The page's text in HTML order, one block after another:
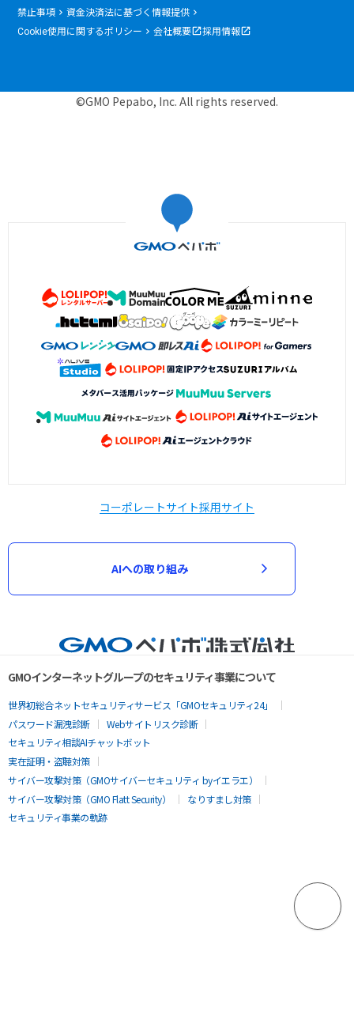
禁止事項
資金決済法に基づく情報提供
Cookie使用に関するポリシー
会社概要 採用情報
©GMO Pepabo, Inc. All rights reserved.
コーポレートサイト採用サイト
AIへの取り組み
GMOインターネットグループのセキュリティ事業について
世界初総合ネットセキュリティサービス「GMOセキュリティ24」
パスワード漏洩診断
Webサイトリスク診断
セキュリティ相談AIチャットボット
実在証明・盗聴対策
サイバー攻撃対策（GMOサイバーセキュリティ byイエラエ）
サイバー攻撃対策（GMO Flatt Security）
なりすまし対策
セキュリティ事業の軌跡